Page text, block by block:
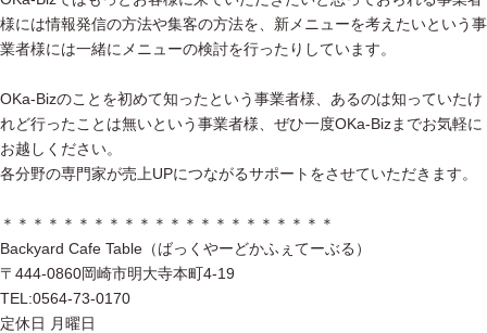
様には情報発信の方法や集客の方法を、新メニューを考えたいという事
業者様には一緒にメニューの検討を行ったりしています。
OKa-Bizのことを初めて知ったという事業者様、あるのは知っていたけ
れど行ったことは無いという事業者様、ぜひ一度OKa-Bizまでお気軽に
お越しください。
各分野の専門家が売上UPにつながるサポートをさせていただきます。
＊＊＊＊＊＊＊＊＊＊＊＊＊＊＊＊＊＊＊＊＊＊
Backyard Cafe Table（ばっくやーどかふぇてーぶる）
〒444-0860岡崎市明大寺本町4-19
TEL:0564-73-0170
定休日 月曜日